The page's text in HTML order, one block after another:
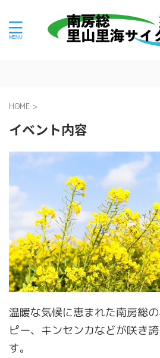
HOME >
イベント内容
温暖な気候に恵まれた南房総
ピー、キンセンカなどが咲き
す。